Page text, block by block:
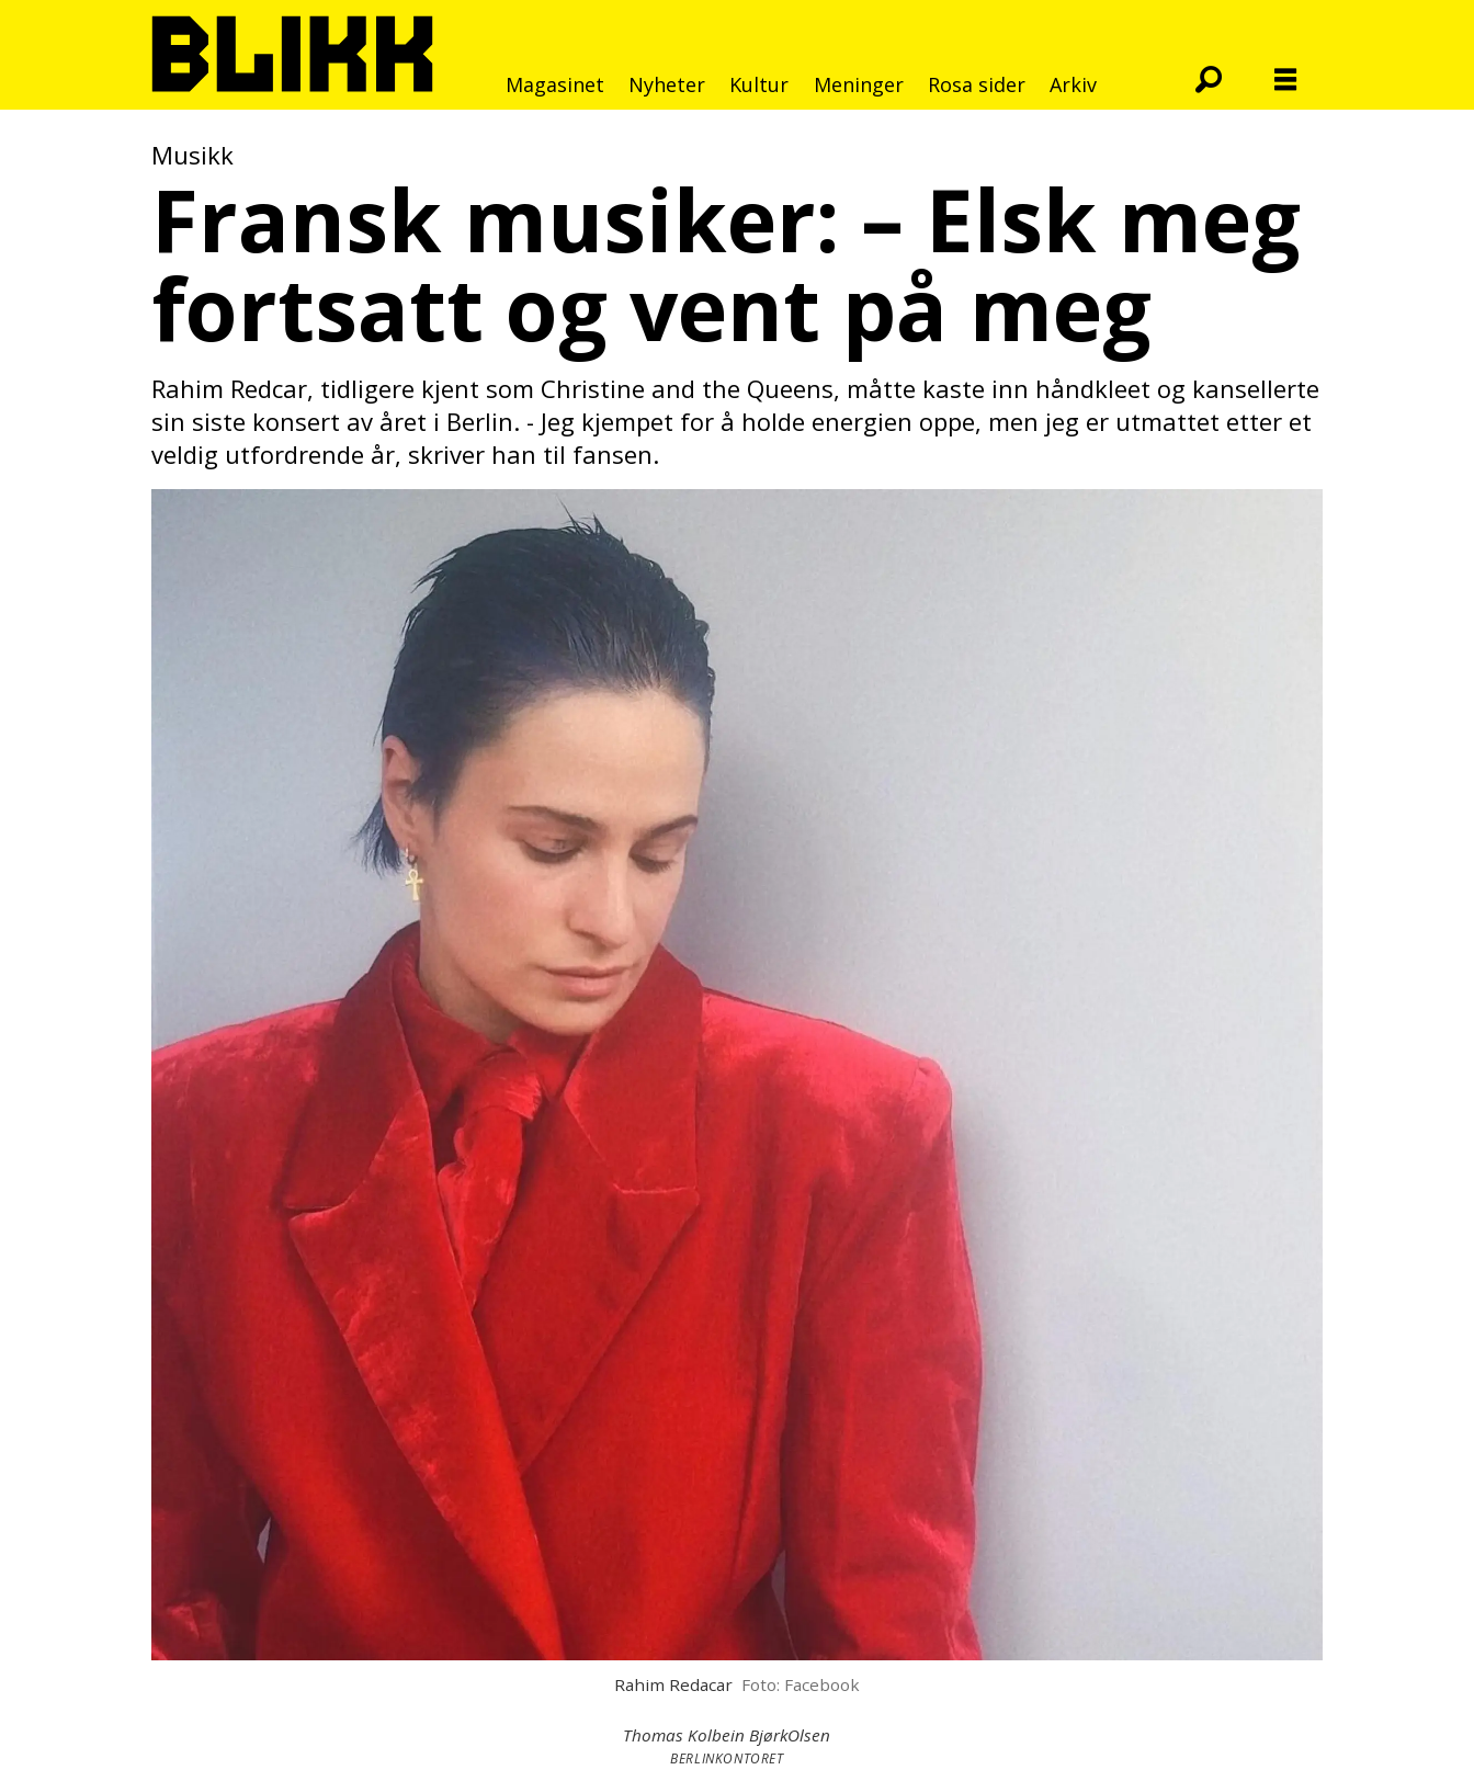
Magasinet Nyheter Kultur Meninger Rosa sider Arkiv
Musikk
Fransk musiker: – Elsk meg
fortsatt ogvent på meg
Rahim Redcar, tidligere kjent som Christine and the Queens, måtte kaste inn håndkleet og kansellerte
sin siste konsert av året i Berlin. - Jeg kjempet for å holde energien oppe, men jeg er utmattet etter et
veldig utfordrende år, skriver han til fansen.
Rahim Redacar Foto: Facebook
Thomas Kolbein BjørkOlsen
BERLINKONTORET